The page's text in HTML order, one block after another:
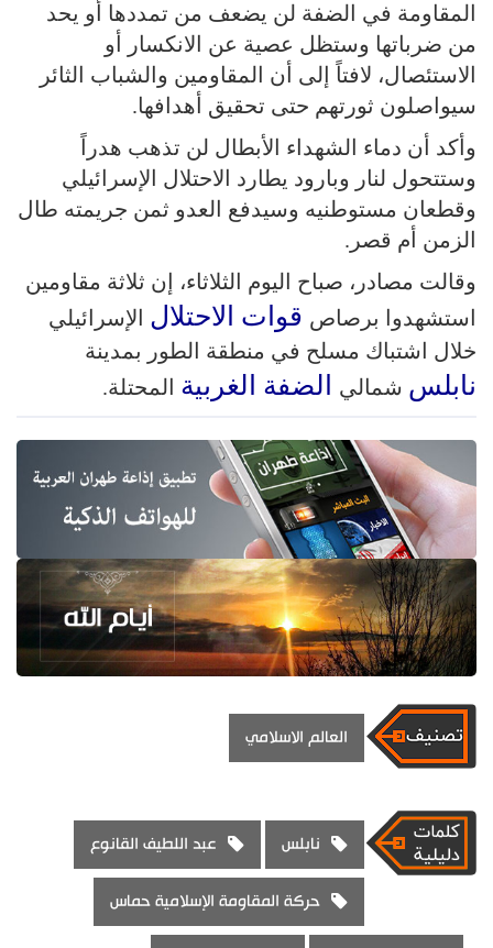
المقاومة في الضفة لن يضعف من تمددها أو يحد
من ضرباتها وستظل عصية عن الانكسار أو
الاستئصال، لافتاً إلى أن المقاومين والشباب الثائر
سيواصلون ثورتهم حتى تحقيق أهدافها.
وأكد أن دماء الشهداء الأبطال لن تذهب هدراً
وستتحول لنار وبارود يطارد الاحتلال الإسرائيلي
وقطعان مستوطنيه وسيدفع العدو ثمن جريمته طال
الزمن أم قصر.
وقالت مصادر، صباح اليوم الثلاثاء، إن ثلاثة مقاومين
استشهدوا برصاص قوات الاحتلال الإسرائيلي
خلال اشتباك مسلح في منطقة الطور بمدينة
نابلس شمالي الضفة الغربية المحتلة.
العالم الاسلامي
نابلس عبد اللطيف القانوع
حركة المقاومة الإسلامية حماس